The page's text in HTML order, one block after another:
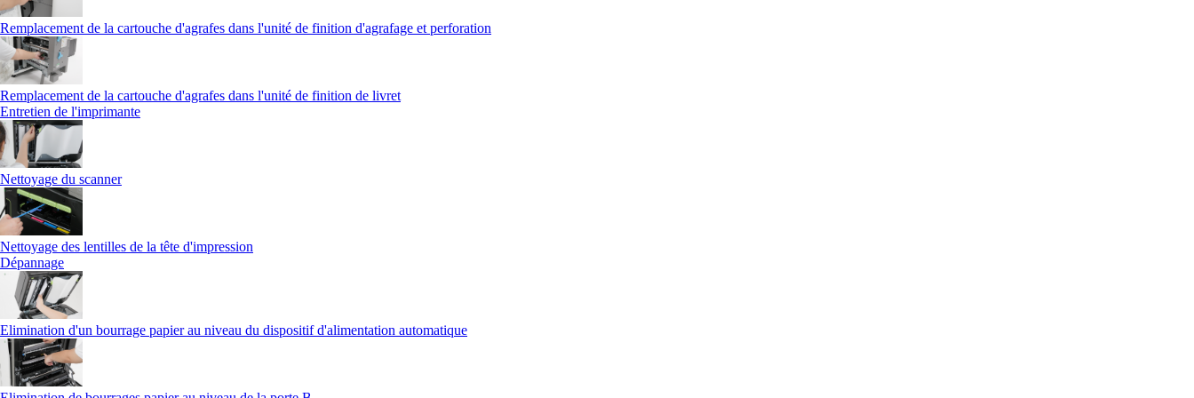
Remplacement de la cartouche d'agrafes dans l'unité de finition d'agrafage et perforation
Remplacement de la cartouche d'agrafes dans l'unité de finition de livret
Entretien de l'imprimante
Nettoyage du scanner
Nettoyage des lentilles de la tête d'impression
Dépannage
Elimination d'un bourrage papier au niveau du dispositif d'alimentation automatique